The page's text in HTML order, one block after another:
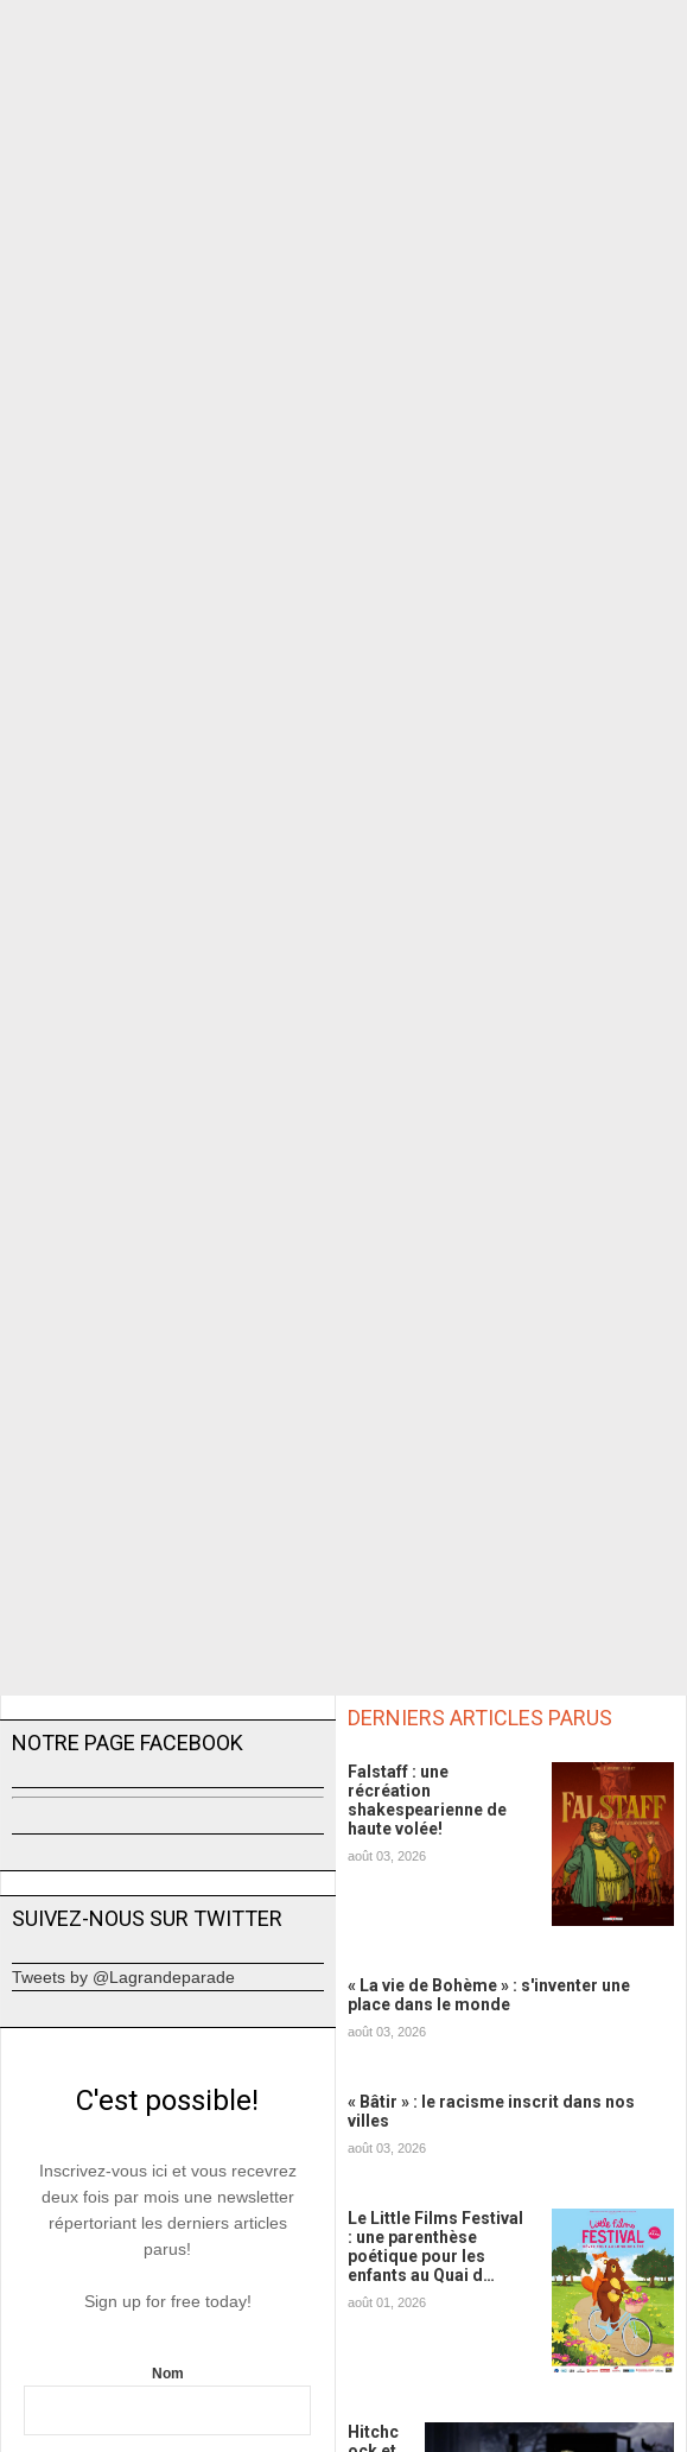
NOTRE PAGE FACEBOOK
SUIVEZ-NOUS SUR TWITTER
Tweets by @Lagrandeparade
C'est possible!
Inscrivez-vous ici et vous recevrez
deux fois par mois une newsletter
répertoriant les derniers articles
parus!
Sign up for free today!
Nom
DERNIERS ARTICLES PARUS
Falstaff : une
récréation
shakespearienne de
haute volée!
août 03, 2026
« La vie de Bohème » : s'inventer une
place dans le monde
août 03, 2026
« Bâtir » : le racisme inscrit dans nos
villes
août 03, 2026
Le Little Films Festival
: une parenthèse
poétique pour les
enfants au Quai d…
août 01, 2026
Hitchc